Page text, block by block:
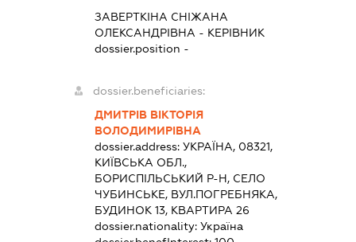
ЗАВЕРТКІНА СНІЖАНА
ОЛЕКСАНДРІВНА - КЕРІВНИК
dossier.position -
dossier.beneficiaries:
ДМИТРІВ ВІКТОРІЯ
ВОЛОДИМИРІВНА
dossier.address: УКРАЇНА, 08321,
КИЇВСЬКА ОБЛ.,
БОРИСПІЛЬСЬКИЙ Р-Н, СЕЛО
ЧУБИНСЬКЕ, ВУЛ.ПОГРЕБНЯКА,
БУДИНОК 13, КВАРТИРА 26
dossier.nationality: Україна